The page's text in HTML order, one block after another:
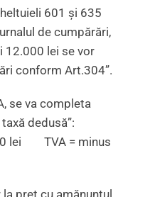
601 și 635
de cumpărări,
12.000 lei se vor
conform Art.304”.
se va completa
dedusă”:
lei TVA = minus